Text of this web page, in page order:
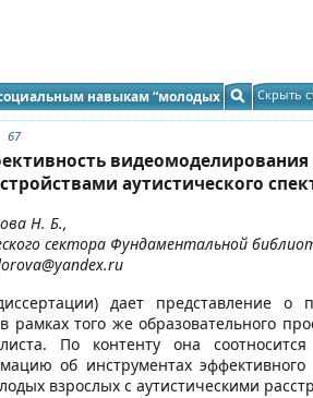
навыкам “молодых
Скрыть
67
аутистического
Н. Б.,
сектора Фундаментальной
дает представление о
того же образовательного
По контенту она
об инструментах эффективного
взрослых с аутистическими